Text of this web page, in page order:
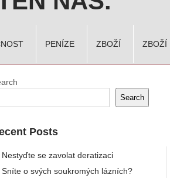
PENÍZE ZBOŽÍ ZBOŽÍ
Search
Posts
Nestyďte se zavolat deratizaci
Sníte o svých soukromých lázních?